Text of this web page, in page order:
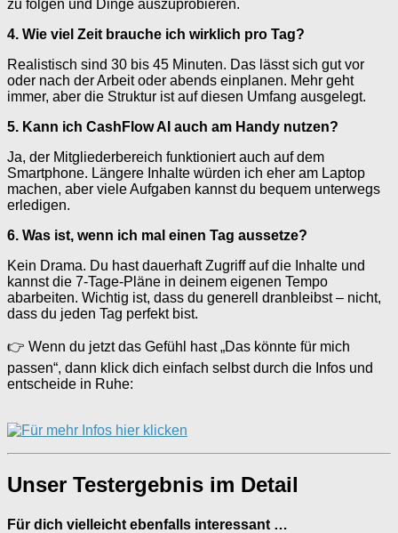
zu folgen und Dinge auszuprobieren.
4. Wie viel Zeit brauche ich wirklich pro Tag?
Realistisch sind 30 bis 45 Minuten. Das lässt sich gut vor
oder nach der Arbeit oder abends einplanen. Mehr geht
immer, aber die Struktur ist auf diesen Umfang ausgelegt.
5. Kann ich CashFlow AI auch am Handy nutzen?
Ja, der Mitgliederbereich funktioniert auch auf dem
Smartphone. Längere Inhalte würden ich eher am Laptop
machen, aber viele Aufgaben kannst du bequem unterwegs
erledigen.
6. Was ist, wenn ich mal einen Tag aussetze?
Kein Drama. Du hast dauerhaft Zugriff auf die Inhalte und
kannst die 7-Tage-Pläne in deinem eigenen Tempo
abarbeiten. Wichtig ist, dass du generell dranbleibst – nicht,
dass du jeden Tag perfekt bist.
👉 Wenn du jetzt das Gefühl hast „Das könnte für mich
passen“, dann klick dich einfach selbst durch die Infos und
entscheide in Ruhe:
Unser Testergebnis im Detail
Für dich vielleicht ebenfalls interessant …